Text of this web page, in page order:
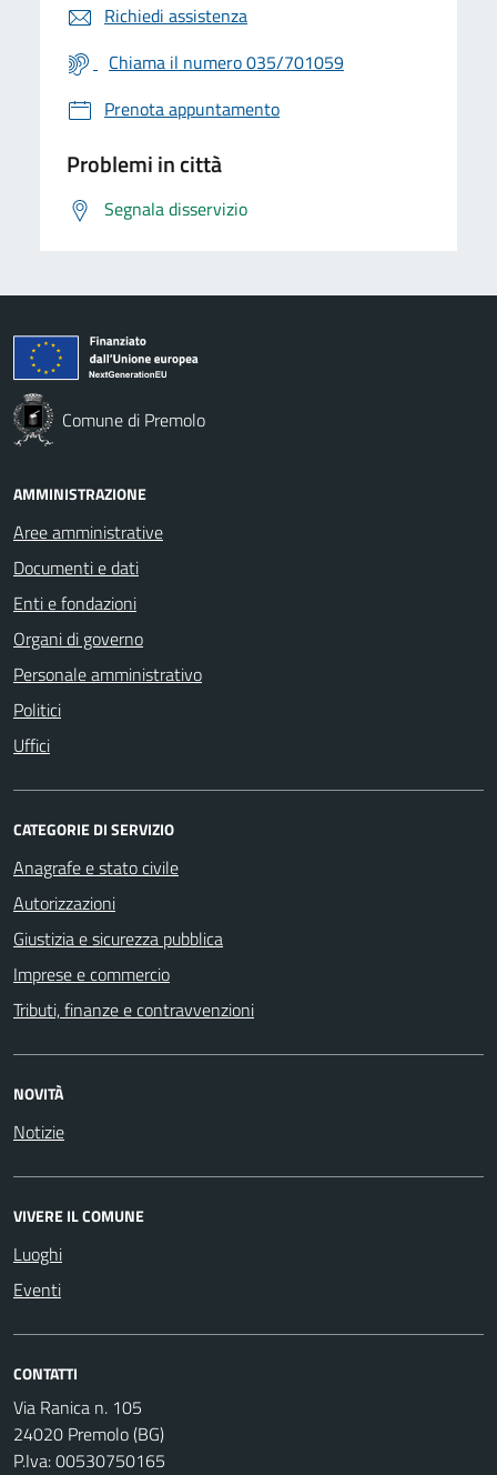
Richiedi assistenza
Chiama il numero 035/701059
Prenota appuntamento
Problemi in città
Segnala disservizio
Comune di Premolo
AMMINISTRAZIONE
Aree amministrative
Documenti e dati
Enti e fondazioni
Organi di governo
Personale amministrativo
Politici
Uffici
CATEGORIE DI SERVIZIO
Anagrafe e stato civile
Autorizzazioni
Giustizia e sicurezza pubblica
Imprese e commercio
Tributi, finanze e contravvenzioni
NOVITÀ
Notizie
VIVERE IL COMUNE
Luoghi
Eventi
CONTATTI
Via Ranica n. 105
24020 Premolo (BG)
P.Iva: 00530750165